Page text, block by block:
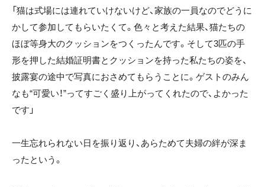
「猫は式場には連れていけないけど、家族の一員なのでどうに
かして参加してもらいたくて。色々と考えた結果、猫たちの
ほぼ等身大のクッションをつくったんです。そして3匹の手
形を押した結婚証明書とクッションを持った私たちの姿を、
披露宴の途中で写真におさめてもらうことに。ゲストのみん
なも“可愛い！”ってすごく盛り上がってくれたので、よかった
です」
一生忘れられない日を振り返り、あらためて夫婦の絆が深ま
ったという。